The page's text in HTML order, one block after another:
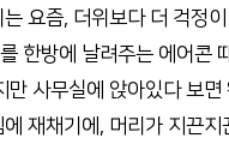
요즘, 더위보다 더 걱정이
한방에 날려주는 에어콘
만 사무실에 앉아있다 보면
재채기에, 머리가 지끈지